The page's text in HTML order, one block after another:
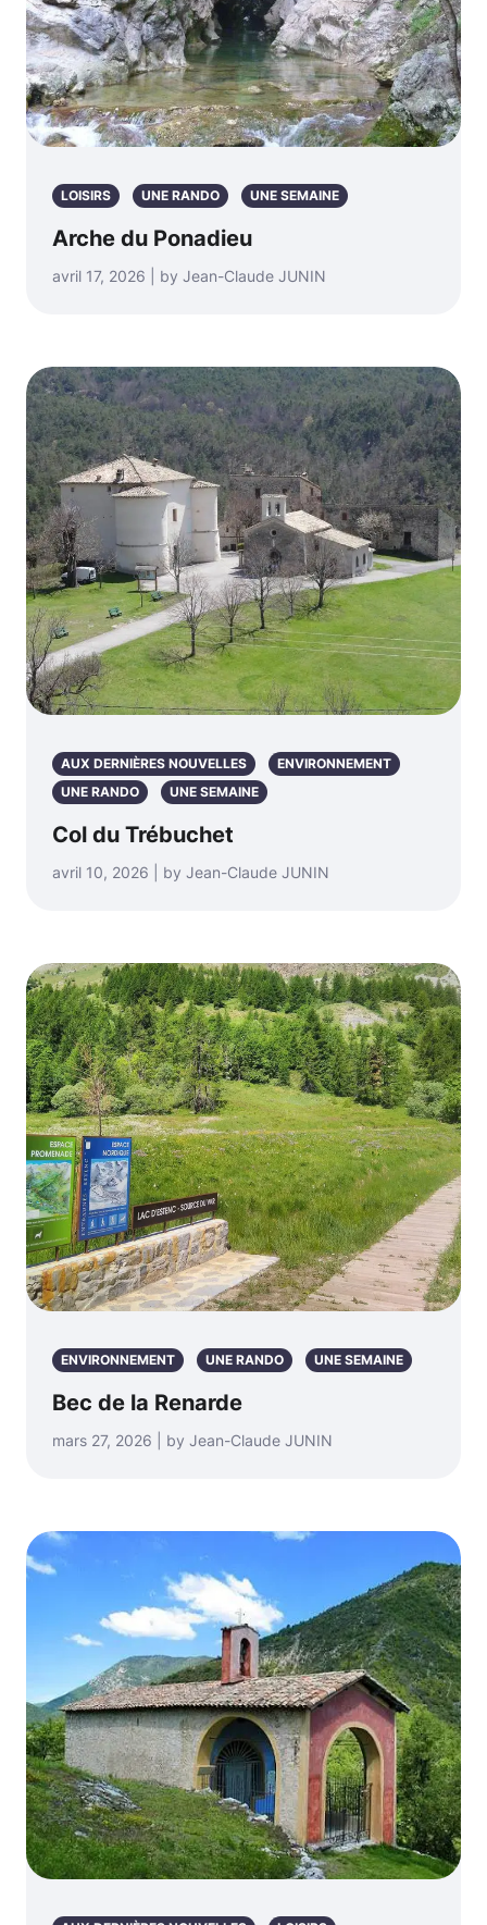
LOISIRS UNE RANDO UNE SEMAINE
Arche du Ponadieu
avril 17, 2026 | by Jean-Claude JUNIN
AUX DERNIÈRES NOUVELLES
ENVIRONNEMENT
UNE RANDO
UNE SEMAINE
Col du Trébuchet
avril 10, 2026 | by Jean-Claude JUNIN
ENVIRONNEMENT UNE RANDO UNE SEMAINE
Bec de la Renarde
mars 27, 2026 | by Jean-Claude JUNIN